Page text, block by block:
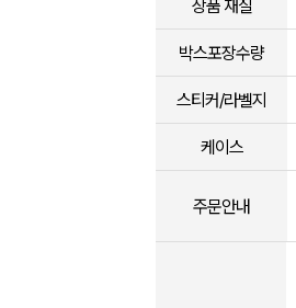
상품 재질
박스포장수량
스티커/라벨지
케이스
주문안내